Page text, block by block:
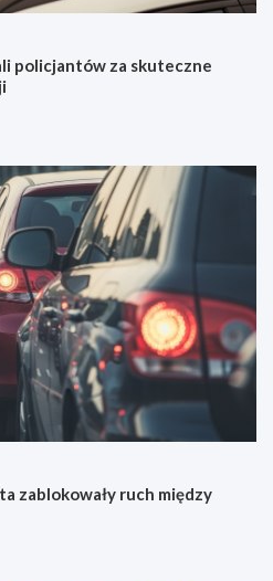
policjantów za skuteczne
zablokowały ruch między